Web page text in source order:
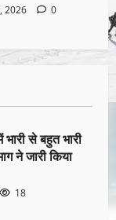
2026
0
से बहुत भारी
ने जारी किया
18